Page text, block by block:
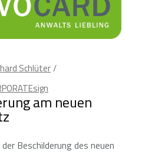
Schlüter
am neuen
Beschilderung des neuen